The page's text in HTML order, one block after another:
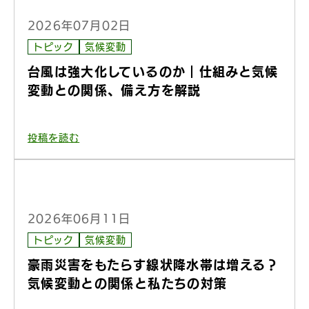
2026年07月02日
トピック 気候変動
台風は強大化しているのか｜仕組みと気候
変動との関係、備え方を解説
投稿を読む
2026年06月11日
トピック 気候変動
豪雨災害をもたらす線状降水帯は増える？
気候変動との関係と私たちの対策